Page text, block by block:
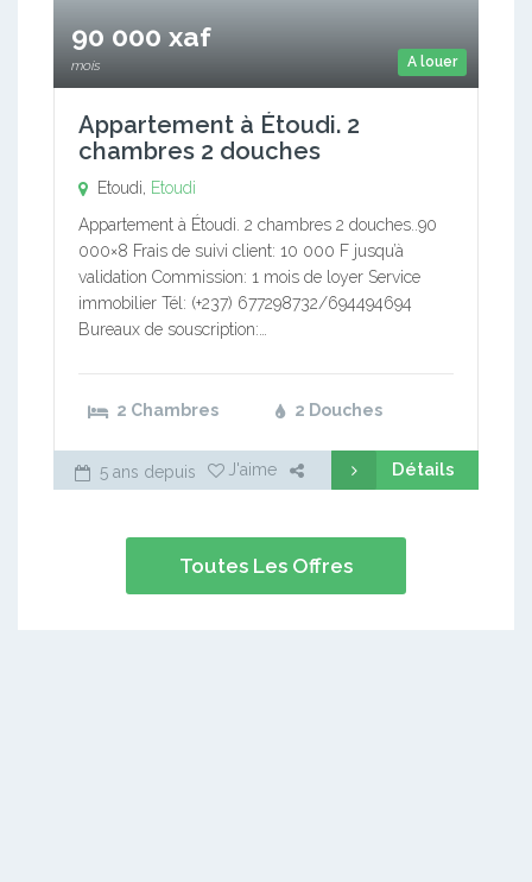
A louer
90 000 xaf
mois
Appartement à Étoudi. 2
chambres 2 douches
Etoudi,
Etoudi
Appartement à Étoudi. 2 chambres 2 douches..90
000×8 Frais de suivi client: 10 000 F jusqu’à
validation Commission: 1 mois de loyer Service
immobilier Tél: (+237) 677298732/694494694
Bureaux de souscription:…
2 Chambres 2 Douches
5 ans depuis J'aime Détails
Toutes Les Offres